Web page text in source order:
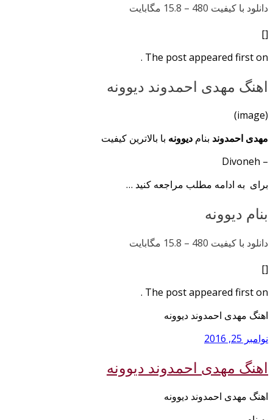
دانلود با کیفیت 480 –
15.8 مگابایت
[]
The post appeared first on .
اهنگ مهدی احمدوند دیوونه
(image)
مهدی احمدوند بنام دیوونه با بالاترین کیفیت
– Divoneh
برای به ادامه مطلب مراجعه کنید …
بنام دیوونه
دانلود با کیفیت 480 –
15.8 مگابایت
[]
The post appeared first on .
اهنگ مهدی احمدوند دیوونه
نوامبر 25, 2016
اهنگ مهدی احمدوند دیوونه
اهنگ مهدی احمدوند دیوونه